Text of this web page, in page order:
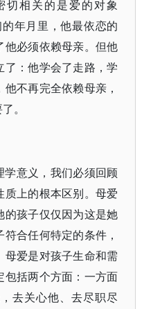
切相关的是爱的对象
年月里，他最依恋的
他必须依赖母亲。但他
：他学会了走路，学
不再完全依赖母亲，
。
学意义，我们必须回顾
上的根本区别。母爱
的孩子仅仅因为这是她
合任何特定的条件，
爱是对孩子生命和需
括两个方面：一方面
去关心他、去尽职尽